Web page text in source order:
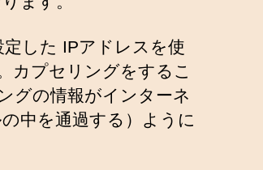
した IPアドレスを使
カプセリングをするこ
グの情報がインターネ
中を通過する）ように